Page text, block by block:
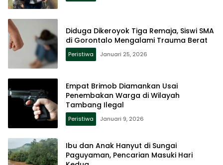
Diduga Dikeroyok Tiga Remaja, Siswi SMA
di Gorontalo Mengalami Trauma Berat
Peristiwa Januari 25, 2026
Empat Brimob Diamankan Usai
Penembakan Warga di Wilayah
Tambang Ilegal
Peristiwa Januari 9, 2026
Ibu dan Anak Hanyut di Sungai
Paguyaman, Pencarian Masuki Hari